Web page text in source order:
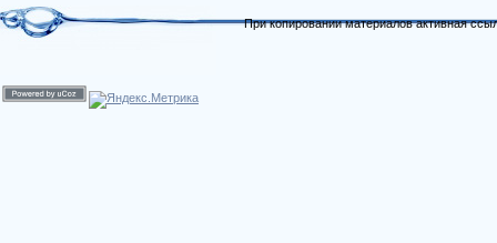
При копировании материалов активная